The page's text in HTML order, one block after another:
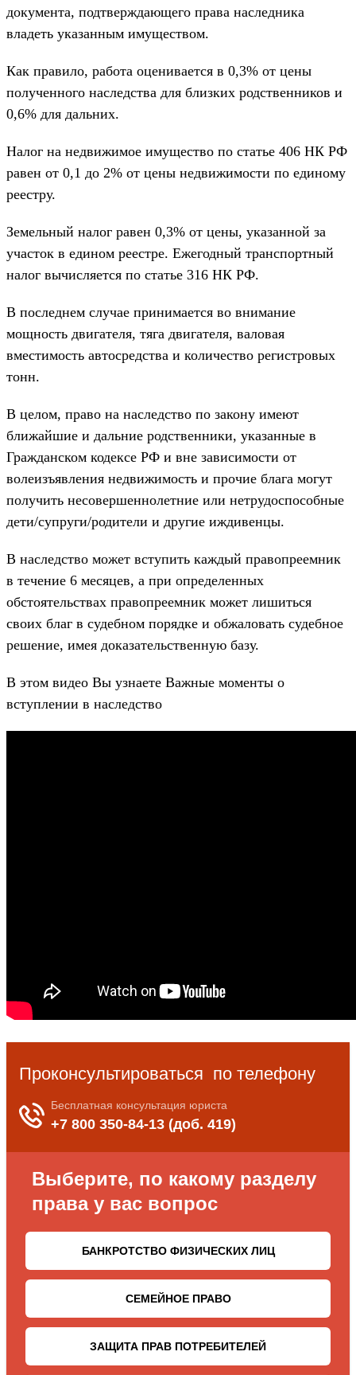
документа, подтверждающего права наследника
владеть указанным имуществом.
Как правило, работа оценивается в 0,3% от цены
полученного наследства для близких родственников и
0,6% для дальних.
Налог на недвижимое имущество по статье 406 НК РФ
равен от 0,1 до 2% от цены недвижимости по единому
реестру.
Земельный налог равен 0,3% от цены, указанной за
участок в едином реестре. Ежегодный транспортный
налог вычисляется по статье 316 НК РФ.
В последнем случае принимается во внимание
мощность двигателя, тяга двигателя, валовая
вместимость автосредства и количество регистровых
тонн.
В целом, право на наследство по закону имеют
ближайшие и дальние родственники, указанные в
Гражданском кодексе РФ и вне зависимости от
волеизъявления недвижимость и прочие блага могут
получить несовершеннолетние или нетрудоспособные
дети/супруги/родители и другие иждивенцы.
В наследство может вступить каждый правопреемник
в течение 6 месяцев, а при определенных
обстоятельствах правопреемник может лишиться
своих благ в судебном порядке и обжаловать судебное
решение, имея доказательственную базу.
В этом видео Вы узнаете Важные моменты о
вступлении в наследство